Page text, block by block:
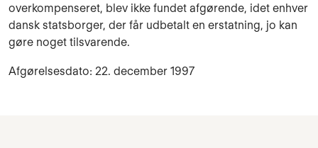
overkom­penseret, blev ikke fundet afgørende, idet enhver
dansk statsborger, der får udbetalt en erstatning, jo kan
gøre noget tilsvarende.
Afgørelsesdato: 22. december 1997